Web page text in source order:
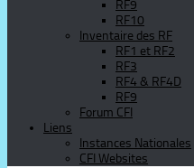
RF9
RF10
Inventaire des RF
RF1 et RF2
RF3
RF4 & RF4D
RF9
Forum CFI
Liens
Instances Nationales
CFI Websites